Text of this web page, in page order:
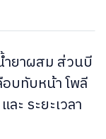
ำยาผสม ส่วนบี
บทับหน้า โพลี
ะ ระยะเวลา